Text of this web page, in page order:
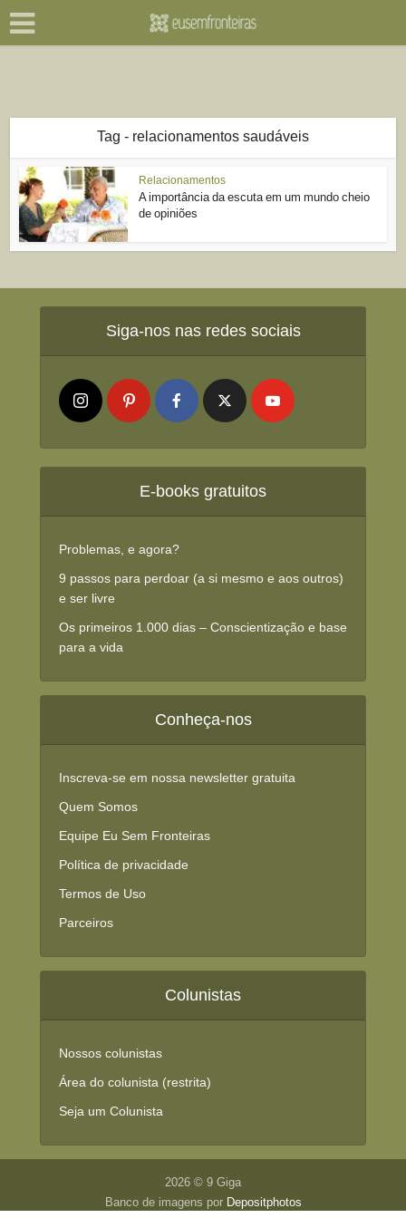
Tag - relacionamentos saudáveis
Relacionamentos
A importância da escuta em um mundo cheio
de opiniões
Siga-nos nas redes sociais
E-books gratuitos
Problemas, e agora?
9 passos para perdoar (a si mesmo e aos outros)
e ser livre
Os primeiros 1.000 dias – Conscientização e base
para a vida
Conheça-nos
Inscreva-se em nossa newsletter gratuita
Quem Somos
Equipe Eu Sem Fronteiras
Política de privacidade
Termos de Uso
Parceiros
Colunistas
Nossos colunistas
Área do colunista (restrita)
Seja um Colunista
2026 © 9 Giga
Banco de imagens por Depositphotos